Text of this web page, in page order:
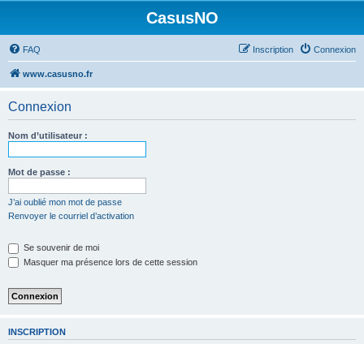
CasusNO
FAQ Connexion
Inscription
www.casusno.fr
Connexion
Nom d’utilisateur :
Mot de passe :
J’ai oublié mon mot de passe
Renvoyer le courriel d’activation
Se souvenir de moi
Masquer ma présence lors de cette session
INSCRIPTION